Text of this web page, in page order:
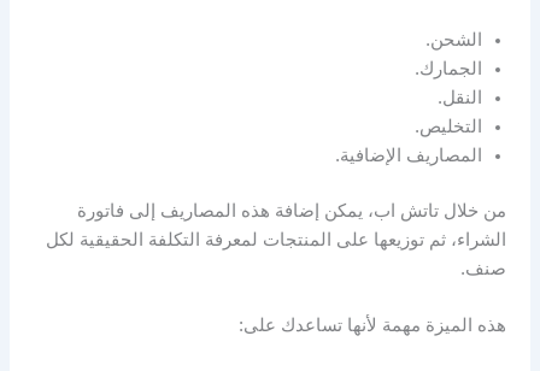
الشحن.
الجمارك.
النقل.
التخليص.
المصاريف الإضافية.
من خلال تاتش اب، يمكن إضافة هذه المصاريف إلى فاتورة
الشراء، ثم توزيعها على المنتجات لمعرفة التكلفة الحقيقية لكل
صنف.
هذه الميزة مهمة لأنها تساعدك على: